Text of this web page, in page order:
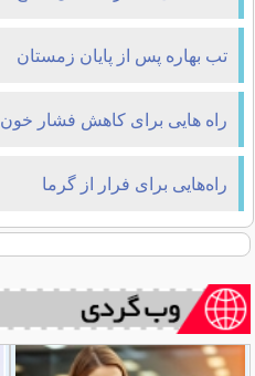
تب بهاره پس از پایان زمستان
راه هایی برای کاهش فشار خون
راه‌هایی برای فرار از گرما